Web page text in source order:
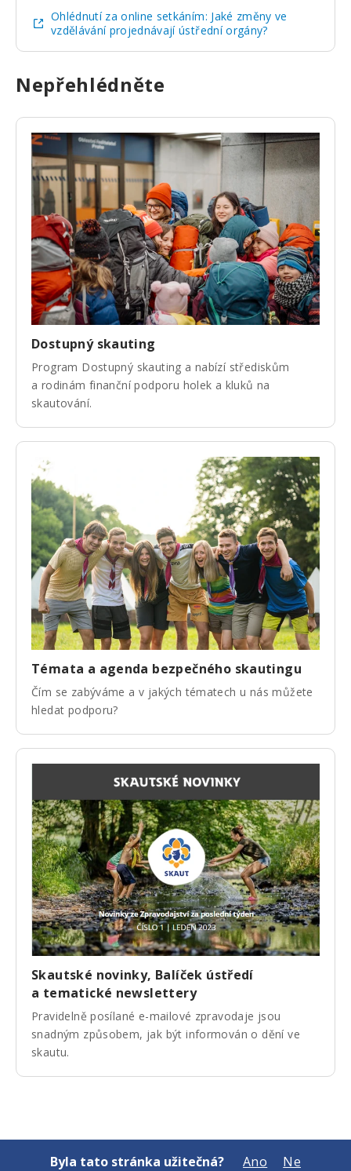
Ohlédnutí za online setkáním: Jaké změny ve
vzdělávání projednávají ústřední orgány?
Nepřehlédněte
Dostupný skauting
Program Dostupný skauting a nabízí střediskům
a rodinám finanční podporu holek a kluků na
skautování.
Témata a agenda bezpečného skautingu
Čím se zabýváme a v jakých tématech u nás můžete
hledat podporu?
Skautské novinky, Balíček ústředí
a tematické newslettery
Pravidelně posílané e-mailové zpravodaje jsou
snadným způsobem, jak být informován o dění ve
skautu.
Byla tato stránka užitečná? Ano Ne